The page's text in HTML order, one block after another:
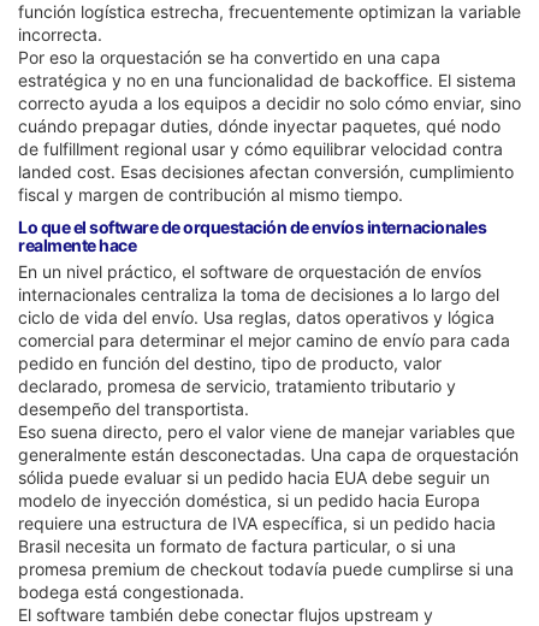
función logística estrecha, frecuentemente optimizan la variable
incorrecta.
Por eso la orquestación se ha convertido en una capa
estratégica y no en una funcionalidad de backoffice. El sistema
correcto ayuda a los equipos a decidir no solo cómo enviar, sino
cuándo prepagar duties, dónde inyectar paquetes, qué nodo
de fulfillment regional usar y cómo equilibrar velocidad contra
landed cost. Esas decisiones afectan conversión, cumplimiento
fiscal y margen de contribución al mismo tiempo.
Lo que el software de orquestación de envíos internacionales
realmente hace
En un nivel práctico, el software de orquestación de envíos
internacionales centraliza la toma de decisiones a lo largo del
ciclo de vida del envío. Usa reglas, datos operativos y lógica
comercial para determinar el mejor camino de envío para cada
pedido en función del destino, tipo de producto, valor
declarado, promesa de servicio, tratamiento tributario y
desempeño del transportista.
Eso suena directo, pero el valor viene de manejar variables que
generalmente están desconectadas. Una capa de orquestación
sólida puede evaluar si un pedido hacia EUA debe seguir un
modelo de inyección doméstica, si un pedido hacia Europa
requiere una estructura de IVA específica, si un pedido hacia
Brasil necesita un formato de factura particular, o si una
promesa premium de checkout todavía puede cumplirse si una
bodega está congestionada.
El software también debe conectar flujos upstream y